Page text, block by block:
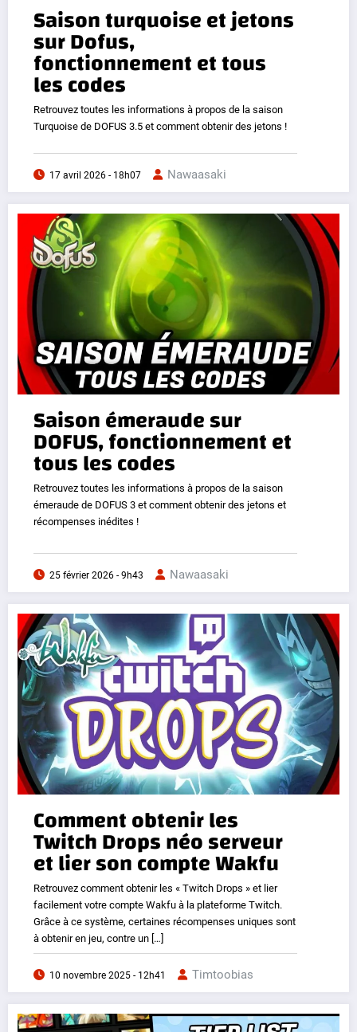
Saison turquoise et jetons
sur Dofus,
fonctionnement et tous
les codes
Retrouvez toutes les informations à propos de la saison
Turquoise de DOFUS 3.5 et comment obtenir des jetons !
17 avril 2026 - 18h07 Nawaasaki
Saison émeraude sur
DOFUS, fonctionnement et
tous les codes
Retrouvez toutes les informations à propos de la saison
émeraude de DOFUS 3 et comment obtenir des jetons et
récompenses inédites !
25 février 2026 - 9h43 Nawaasaki
Comment obtenir les
Twitch Drops néo serveur
et lier son compte Wakfu
Retrouvez comment obtenir les « Twitch Drops » et lier
facilement votre compte Wakfu à la plateforme Twitch.
Grâce à ce système, certaines récompenses uniques sont
à obtenir en jeu, contre un […]
10 novembre 2025 - 12h41 Timtoobias